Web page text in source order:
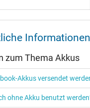
zum Thema Akkus
Akkus versendet
ohne Akku benutzt